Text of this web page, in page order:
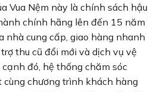
Vua Nệm này là chính sách hậu
chính hãng lên đến 15 năm
nhà cung cấp, giao hàng nhanh
thu cũ đổi mới và dịch vụ vệ
đó, hệ thống chăm sóc
cùng chương trình khách hàng